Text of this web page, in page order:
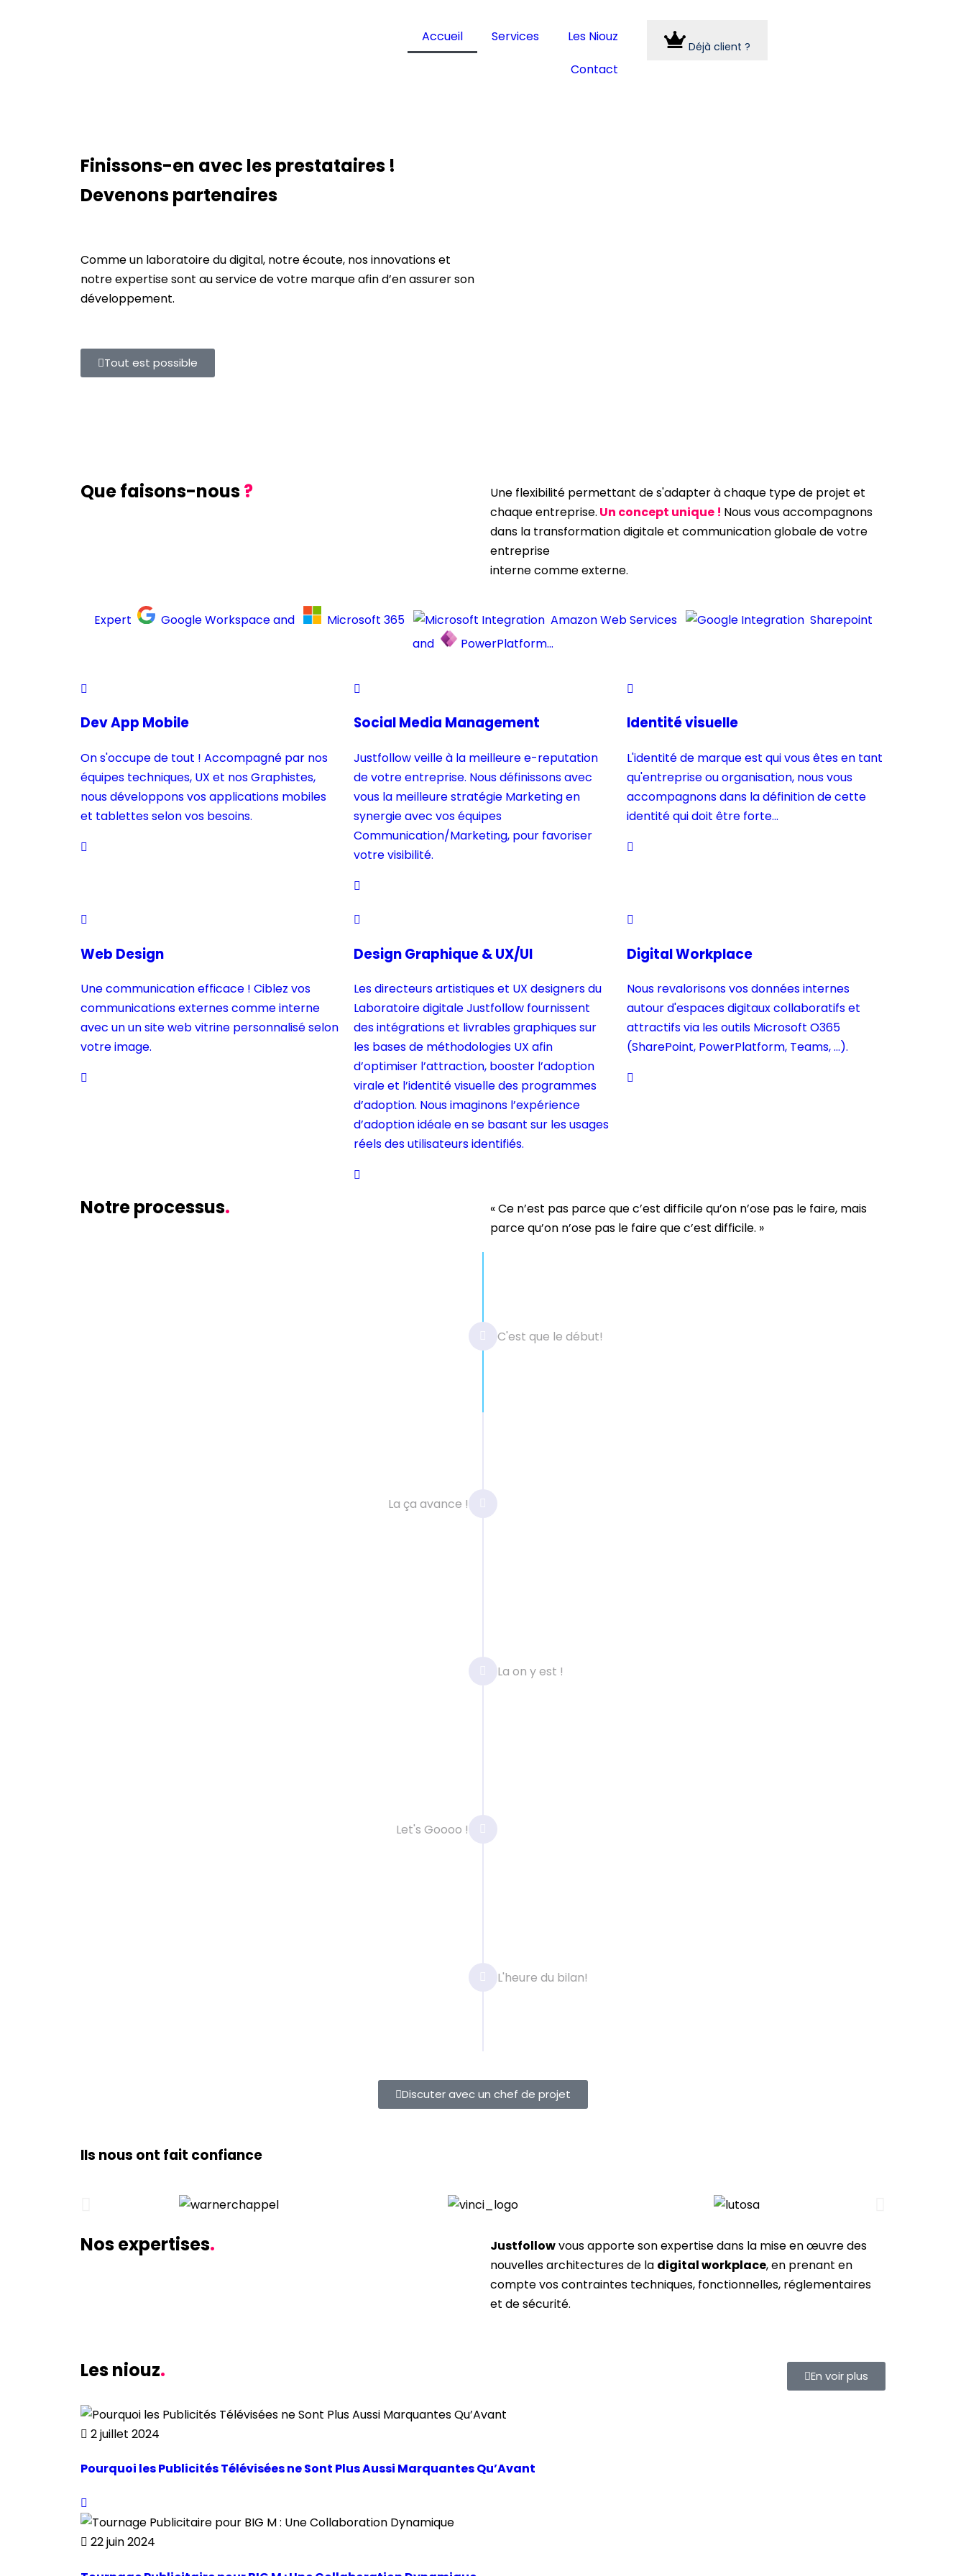
Accueil Services
Les Niouz
Contact
Déjà client ?
Finissons-en avec les prestataires !
Devenons partenaires
Comme un laboratoire du digital, notre écoute, nos innovations et
notre expertise sont au service de votre marque afin d’en assurer son
développement.
Tout est possible
Que faisons-nous?
Une flexibilité permettant de s'adapter à chaque type de projet et
chaque entreprise. Un concept unique ! Nous vous accompagnons
dans la transformation digitale et communication globale de votre
entreprise
interne comme externe.
Expert Google Workspace and Microsoft 365 Amazon Web Services
Sharepoint
and
PowerPlatform…
Dev App Mobile
On s'occupe de tout ! Accompagné par nos
équipes techniques, UX et nos Graphistes,
nous développons vos applications mobiles
et tablettes selon vos besoins.
Social Media Management
Justfollow veille à la meilleure e-reputation
de votre entreprise. Nous définissons avec
vous la meilleure stratégie Marketing en
synergie avec vos équipes
Communication/Marketing, pour favoriser
votre visibilité.
Identité visuelle
L'identité de marque est qui vous êtes en tant
qu'entreprise ou organisation, nous vous
accompagnons dans la définition de cette
identité qui doit être forte...
Web Design
Une communication efficace ! Ciblez vos
communications externes comme interne
avec un un site web vitrine personnalisé selon
votre image.
Design Graphique & UX/UI
Les directeurs artistiques et UX designers du
Laboratoire digitale Justfollow fournissent
des intégrations et livrables graphiques sur
les bases de méthodologies UX afin
d’optimiser l’attraction, booster l’adoption
virale et l’identité visuelle des programmes
d’adoption. Nous imaginons l’expérience
d’adoption idéale en se basant sur les usages
réels des utilisateurs identifiés.
Digital Workplace
Nous revalorisons vos données internes
autour d'espaces digitaux collaboratifs et
attractifs via les outils Microsoft O365
(SharePoint, PowerPlatform, Teams, ...).
Notre processus.
« Ce n’est pas parce que c’est difficile qu’on n’ose pas le faire, mais
parce qu’on n’ose pas le faire que c’est difficile. »
C'est que le début!
La ça avance !
La on y est !
Let's Goooo !
L'heure du bilan!
Discuter avec un chef de projet
Ils nous ont fait confiance
Nos expertises. Justfollowvous apporte son expertise dans la mise en œuvre des
nouvelles architectures de la digital workplace, en prenant en
compte vos contraintes techniques, fonctionnelles, réglementaires
et de sécurité.
Les niouz. En voir plus
2 juillet 2024
Pourquoi les Publicités Télévisées ne Sont Plus Aussi Marquantes Qu’Avant
22 juin 2024